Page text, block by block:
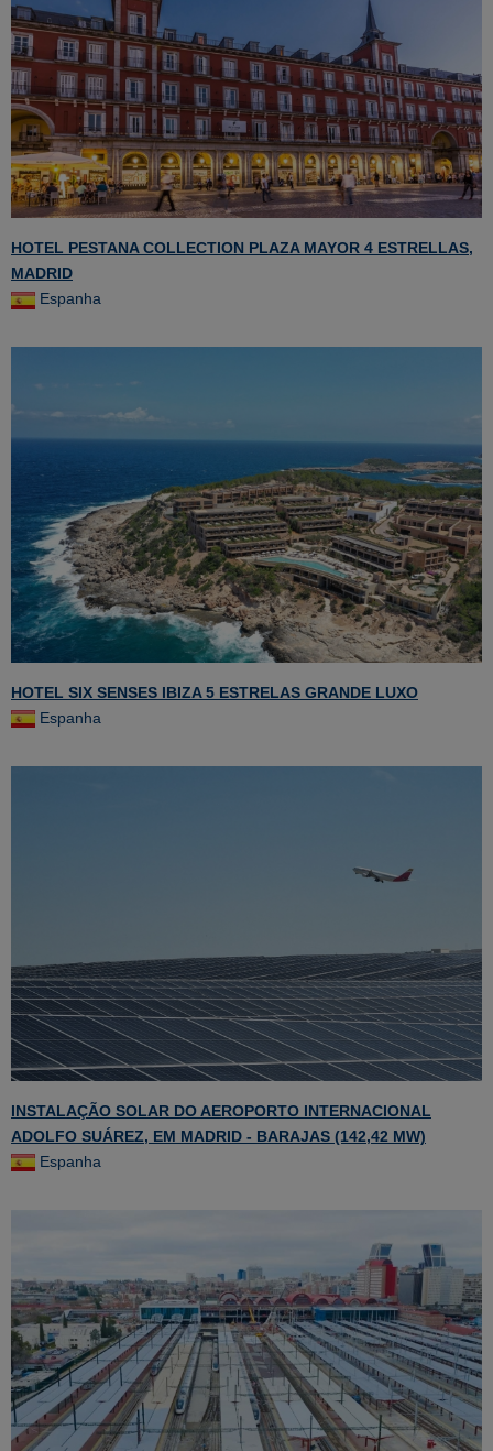
HOTEL PESTANA COLLECTION PLAZA MAYOR 4 ESTRELLAS,
MADRID
Espanha
HOTEL SIX SENSES IBIZA 5 ESTRELAS GRANDE LUXO
Espanha
INSTALAÇÃO SOLAR DO AEROPORTO INTERNACIONAL
ADOLFO SUÁREZ, EM MADRID - BARAJAS (142,42 MW)
Espanha